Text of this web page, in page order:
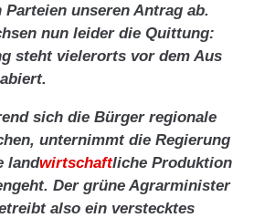
unseren Antrag ab.
nun leider die Quittung:
steht vielerorts vor dem Aus
sich die Bürger regionale
unternimmt die Regierung
landwirtschaftliche Produktion
Der grüne Agrarminister
also ein verstecktes